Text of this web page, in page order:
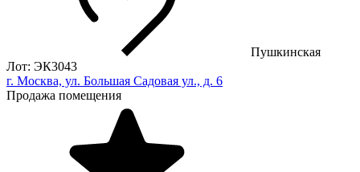
Пушкинская
Лот: ЭК3043
г. Москва, ул. Большая Садовая ул., д. 6
Продажа помещения